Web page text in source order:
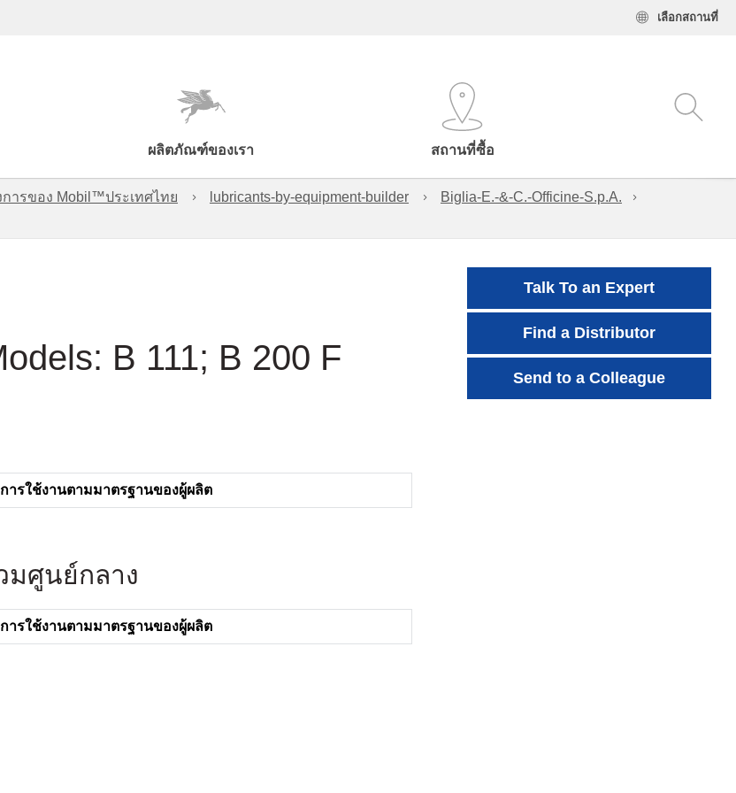
เลือกสถานที่
ผลิตภัณฑ์ของเรา สถานที่ซื้อ
ารของ Mobil™ประเทศไทย lubricants-by-equipment-builder
Biglia-E.-&-C.-Officine-S.p.A.
B 111; B 200 F
ารใช้งานตามมาตรฐานของผู้ผลิต
มศูนย์กลาง
ารใช้งานตามมาตรฐานของผู้ผลิต
Talk To an Expert
Find a Distributor
Send to a Colleague